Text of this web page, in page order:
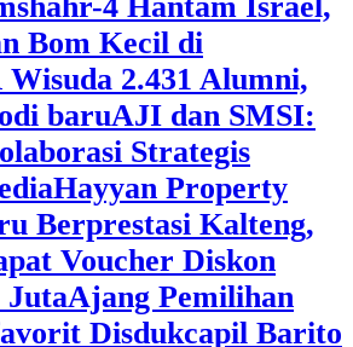
Bom Kecil di
2.431 Alumni,
baruAJI dan SMSI:
Strategis
Hayyan Property
Berprestasi Kalteng,
Voucher Diskon
JutaAjang Pemilihan
Disdukcapil Barito